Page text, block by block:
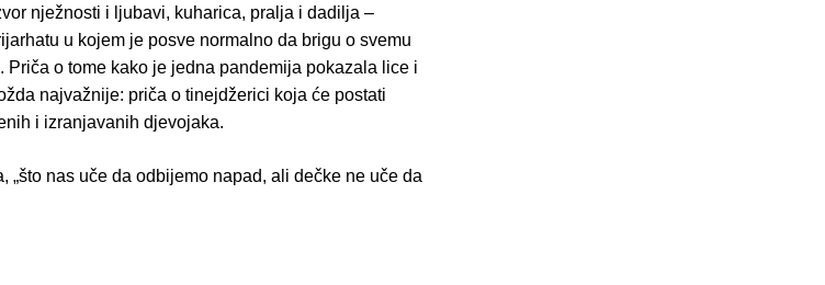
nježnosti i ljubavi, kuharica, pralja i dadilja –
u kojem je posve normalno da brigu o svemu
Priča o tome kako je jedna pandemija pokazala lice i
najvažnije: priča o tinejdžerici koja će postati
i izranjavanih djevojaka.
„što nas uče da odbijemo napad, ali dečke ne uče da